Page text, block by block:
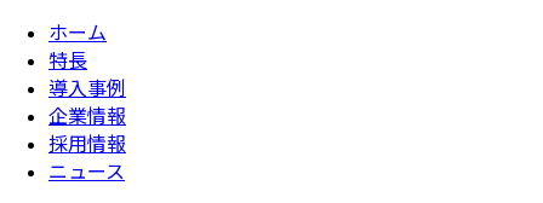
ホーム
特長
導入事例
企業情報
採用情報
ニュース